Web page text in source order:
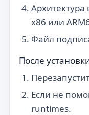
x86 или
Файл
После
Если не
runtimes.